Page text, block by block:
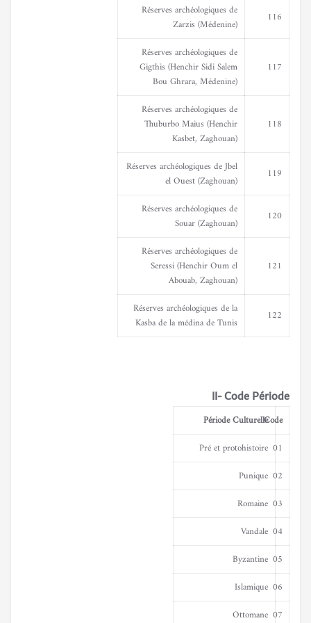
116
Réserves archéologiques de
Zarzis (Médenine)
117
Réserves archéologiques de
Gigthis (Henchir Sidi Salem
Bou Ghrara, Médenine)
118
Réserves archéologiques de
Thuburbo Maius (Henchir
Kasbet, Zaghouan)
119
Réserves archéologiques de Jbel
el Ouest (Zaghouan)
120
Réserves archéologiques de
Souar (Zaghouan)
121
Réserves archéologiques de
Seressi (Henchir Oum el
Abouab, Zaghouan)
122
Réserves archéologiques de la
Kasba de la médina de Tunis
II- Code Période
Code
Période Culturelle
01
Pré et protohistoire
02
Punique
03
Romaine
04
Vandale
05
Byzantine
06
Islamique
07
Ottomane